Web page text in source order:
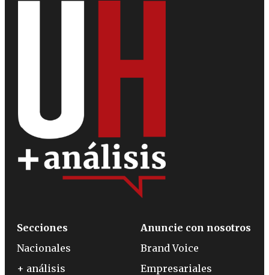
Secciones
Nacionales
+ análisis
Anuncie con nosotros
Brand Voice
Empresariales